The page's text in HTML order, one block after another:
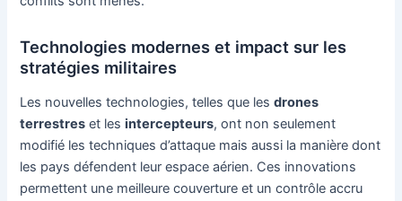
Technologies modernes et impact sur les
stratégies militaires
Les nouvelles technologies, telles que lesdrones
terrestres et lesintercepteurs, ont non seulement
modifié les techniques d’attaque mais aussi la manière dont
les pays défendent leur espace aérien. Ces innovations
permettent une meilleure couverture et un contrôle accru